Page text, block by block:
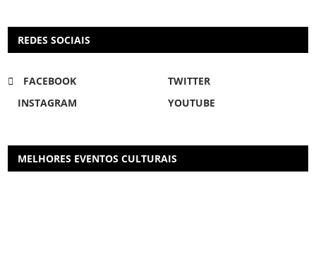
REDES SOCIAIS
FACEBOOK
TWITTER
INSTAGRAM
YOUTUBE
MELHORES EVENTOS CULTURAIS